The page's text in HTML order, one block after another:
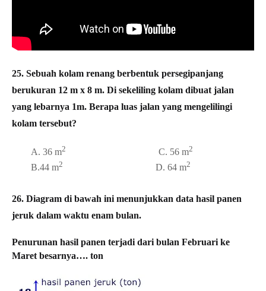
25. Sebuah kolam renang berbentuk persegipanjang
berukuran 12 m x 8 m. Di sekeliling kolam dibuat jalan
yang lebarnya 1m. Berapa luas jalan yang mengelilingi
kolam tersebut?
A. 36 m2 C. 56 m2
B.44 m2 D. 64 m2
26. Diagram di bawah ini menunjukkan data hasil panen
jeruk dalam waktu enam bulan.
Penurunan hasil panen terjadi dari bulan Februari ke
Maret besarnya…. ton